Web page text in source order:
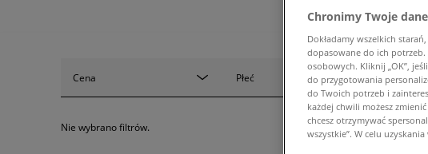
Cena Płeć
Nie wybrano filtrów.
Chronimy Twoje dane
Dokładamy wszelkich
dopasowane do ich potrzeb.
osobowych. Kliknij „OK”,
do przygotowania
do Twoich potrzeb i
każdej chwili możesz
chcesz otrzymywać
wszystkie”. W celu